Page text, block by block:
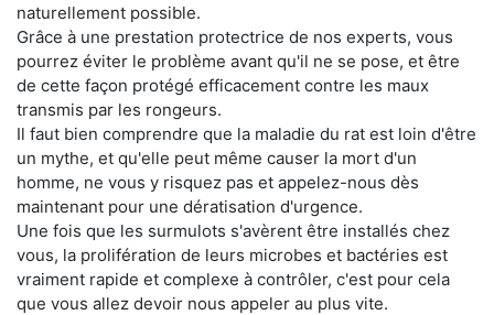
naturellement possible.
Grâce à une prestation protectrice de nos experts, vous
pourrez éviter le problème avant qu'il ne se pose, et être
de cette façon protégé efficacement contre les maux
transmis par les rongeurs.
Il faut bien comprendre que la maladie du rat est loin d'être
un mythe, et qu'elle peut même causer la mort d'un
homme, ne vous y risquez pas et appelez-nous dès
maintenant pour une dératisation d'urgence.
Une fois que les surmulots s'avèrent être installés chez
vous, la prolifération de leurs microbes et bactéries est
vraiment rapide et complexe à contrôler, c'est pour cela
que vous allez devoir nous appeler au plus vite.